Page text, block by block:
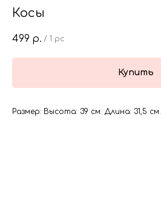
Косы
499 р. / 1 pc
Купить
Размер: Высота: 39 см. Длина: 31,5 см.